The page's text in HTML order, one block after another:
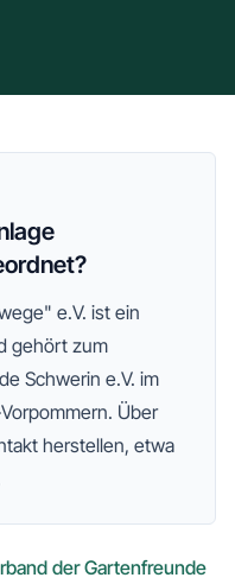
e.V. ist ein
gehört zum
Schwerin e.V. im
. Über
herstellen, etwa
der Gartenfreunde